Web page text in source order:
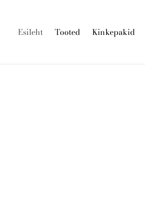
Esileht Tooted Kinkepakid